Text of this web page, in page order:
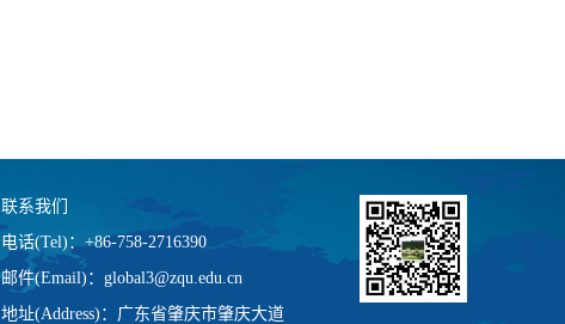
联系我们
电话(Tel)：+86-758-2716390
邮件(Email)：global3@zqu.edu.cn
地址(Address)：广东省肇庆市肇庆大道